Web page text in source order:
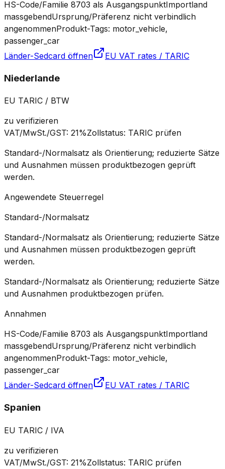
HS-Code/Familie 8703 als AusgangspunktImportland
massgebendUrsprung/Präferenz nicht verbindlich
angenommenProdukt-Tags: motor_vehicle,
passenger_car
Länder-Sedcard öffnen
EU VAT rates / TARIC
Niederlande
EU TARIC / BTW
zu verifizieren
VAT/MwSt./GST: 21%Zollstatus: TARIC prüfen
Standard-/Normalsatz als Orientierung; reduzierte Sätze
und Ausnahmen müssen produktbezogen geprüft
werden.
Angewendete Steuerregel
Standard-/Normalsatz
Standard-/Normalsatz als Orientierung; reduzierte Sätze
und Ausnahmen müssen produktbezogen geprüft
werden.
Standard-/Normalsatz als Orientierung; reduzierte Sätze
und Ausnahmen produktbezogen prüfen.
Annahmen
HS-Code/Familie 8703 als AusgangspunktImportland
massgebendUrsprung/Präferenz nicht verbindlich
angenommenProdukt-Tags: motor_vehicle,
passenger_car
Länder-Sedcard öffnen
EU VAT rates / TARIC
Spanien
EU TARIC / IVA
zu verifizieren
VAT/MwSt./GST: 21%Zollstatus: TARIC prüfen